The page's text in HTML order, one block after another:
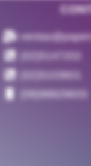
(02)5147202
(02)5103601
(09)98829833